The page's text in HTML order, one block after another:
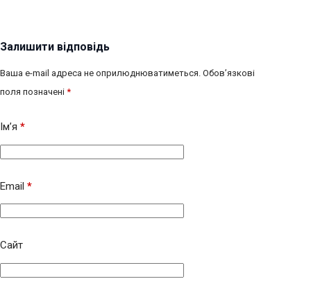
Залишити відповідь
Ваша e-mail адреса не оприлюднюватиметься. Обов’язкові
поля позначені *
Ім’я *
Email *
Сайт